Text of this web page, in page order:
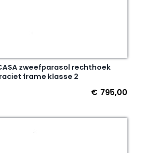
zweefparasol rechthoek
frame klasse 2
€ 795,00